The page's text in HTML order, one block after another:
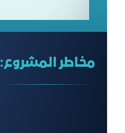
مخاطر المشروع: